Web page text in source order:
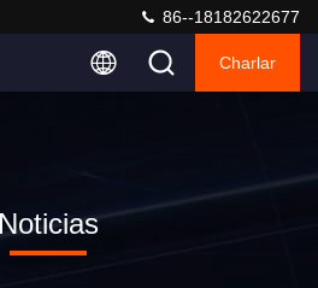
86--18182622677
Charlar
Noticias